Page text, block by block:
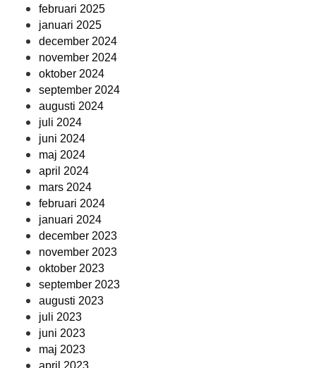
februari 2025
januari 2025
december 2024
november 2024
oktober 2024
september 2024
augusti 2024
juli 2024
juni 2024
maj 2024
april 2024
mars 2024
februari 2024
januari 2024
december 2023
november 2023
oktober 2023
september 2023
augusti 2023
juli 2023
juni 2023
maj 2023